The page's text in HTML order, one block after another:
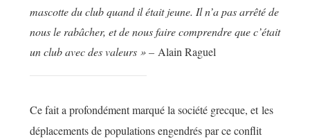
mascotte du club quand il était jeune. Il n’a pas arrêté de
nous le rabâcher, et de nous faire comprendre que c’était
un club avec des valeurs » –Alain Raguel
Ce fait a profondément marqué la société grecque, et les
déplacements de populations engendrés par ce conflit